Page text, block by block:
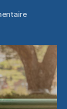
sur
à
?